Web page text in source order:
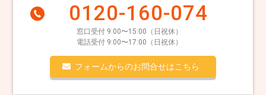
0120-160-074
窓口受付 9:00〜15:00（日祝休）
電話受付 9:00〜17:00（日祝休）
フォームからのお問合せはこちら